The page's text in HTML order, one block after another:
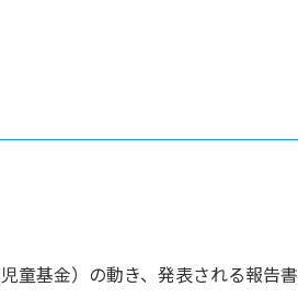
童基金）の動き、発表される報告書